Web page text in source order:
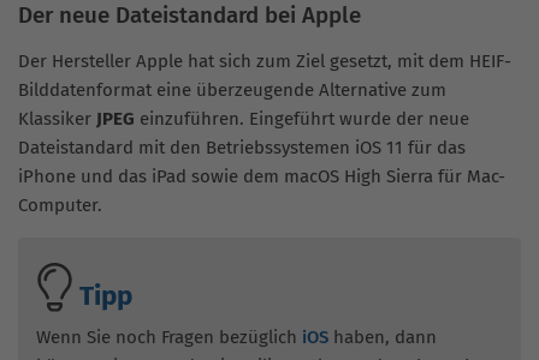
Der neue Dateistandard bei Apple
Der Hersteller Apple hat sich zum Ziel gesetzt, mit dem HEIF-
Bilddatenformat eine überzeugende Alternative zum
Klassiker JPEG einzuführen. Eingeführt wurde der neue
Dateistandard mit den Betriebssystemen iOS 11 für das
iPhone und das iPad sowie dem macOS High Sierra für Mac-
Computer.
Tipp
Wenn Sie noch Fragen bezüglich iOS haben, dann